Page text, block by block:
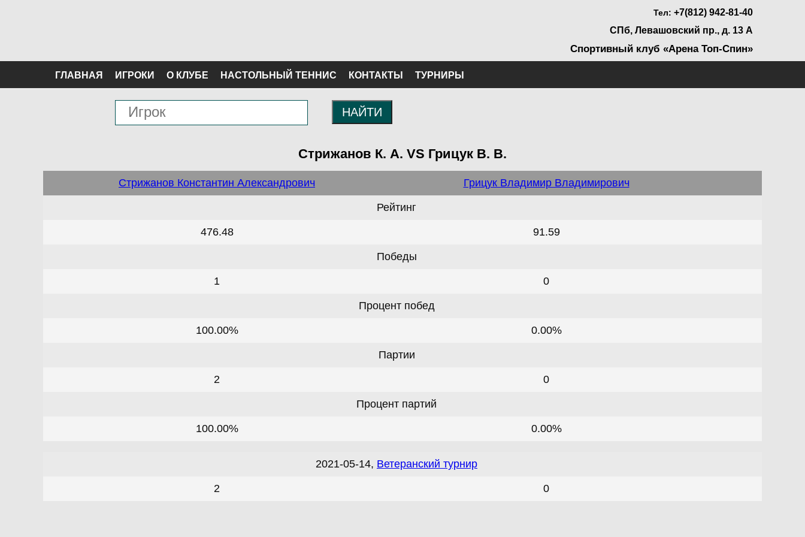
Тел: +7(812) 942-81-40
СПб, Левашовский пр., д. 13 А
Спортивный клуб «Арена Топ-Спин»
ГЛАВНАЯ ИГРОКИ О КЛУБЕ НАСТОЛЬНЫЙ ТЕННИС КОНТАКТЫ ТУРНИРЫ
НАЙТИ
Стрижанов К. А. VS Грицук В. В.
Стрижанов Константин Александрович Грицук Владимир Владимирович
Рейтинг
476.48 91.59
Победы
1 0
Процент побед
100.00% 0.00%
Партии
2 0
Процент партий
100.00% 0.00%
2021-05-14, Ветеранский турнир
2 0